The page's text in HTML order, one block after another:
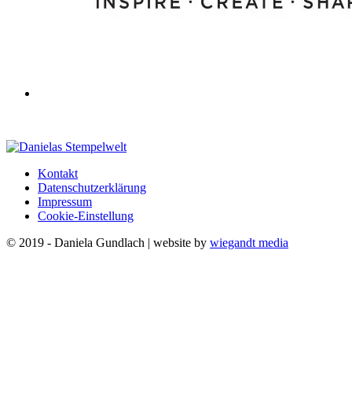
Kontakt
Datenschutzerklärung
Impressum
Cookie-Einstellung
© 2019 - Daniela Gundlach | website by wiegandt media